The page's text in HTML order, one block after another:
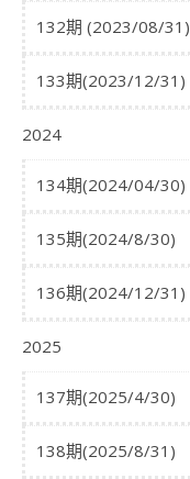
132期 (2023/08/31)
133期(2023/12/31)
2024
134期(2024/04/30)
135期(2024/8/30)
136期(2024/12/31)
2025
137期(2025/4/30)
138期(2025/8/31)